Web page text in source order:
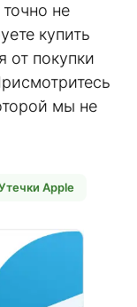
не
купить
от покупки
мы не
Apple